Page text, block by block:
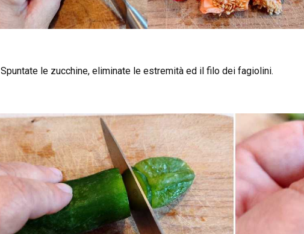
Spuntate le zucchine, eliminate le estremità ed il filo dei fagiolini.